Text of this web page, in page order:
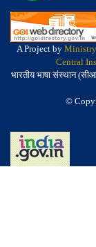
A Project by
Central
भारतीय भाषा संस्थान
©